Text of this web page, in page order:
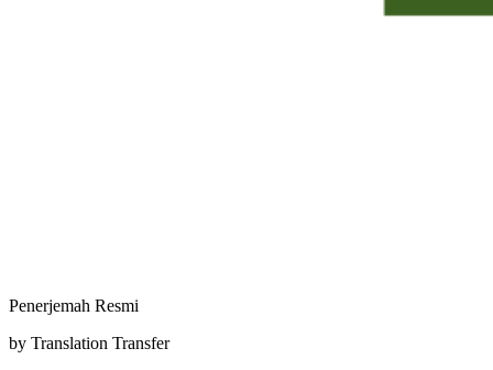
Penerjemah Resmi
by Translation Transfer